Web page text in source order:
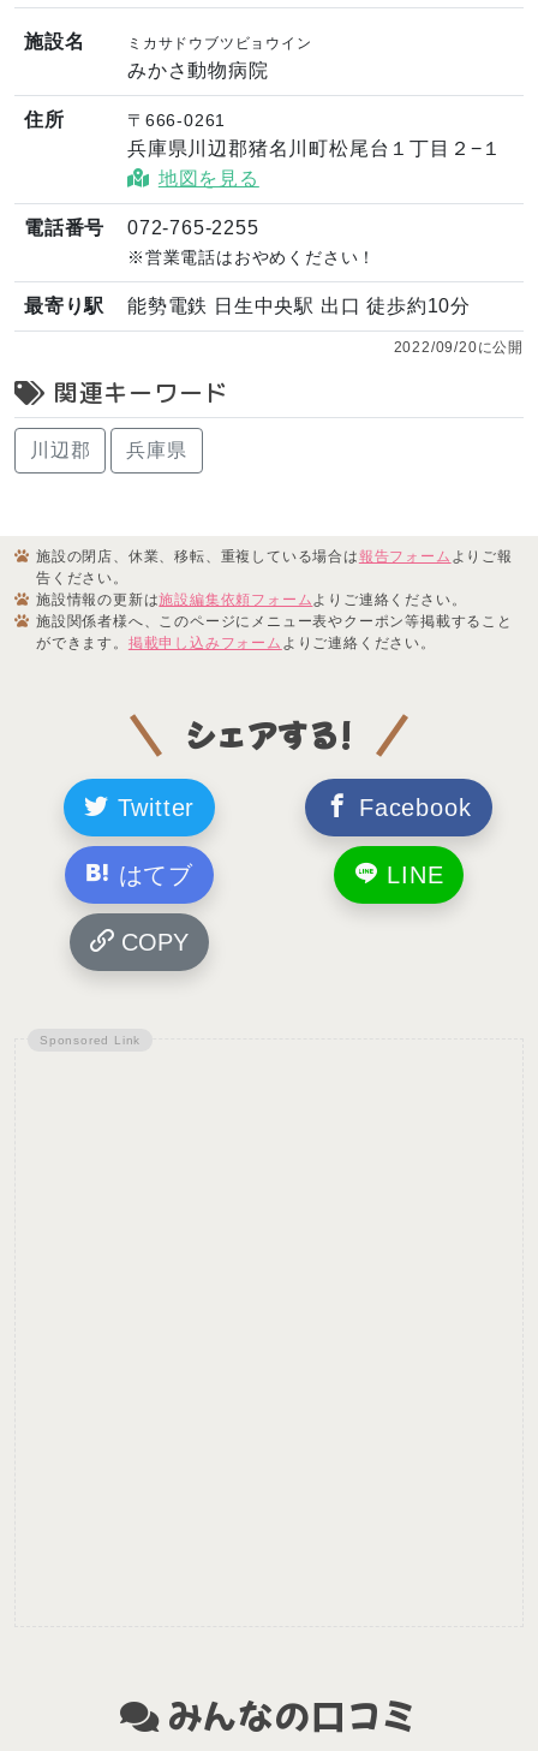
施設名 ミカサドウブツビョウイン
みかさ動物病院
住所 〒666-0261
兵庫県川辺郡猪名川町松尾台１丁目２−１
地図を見る
電話番号 072-765-2255
※営業電話はおやめください！
最寄り駅 能勢電鉄 日生中央駅 出口 徒歩約10分
2022/09/20に公開
関連キーワード
川辺郡 兵庫県
施設の閉店、休業、移転、重複している場合は報告フォーム よりご報
告ください。
施設情報の更新は施設編集依頼フォーム よりご連絡ください。
施設関係者様へ、このページにメニュー表やクーポン等掲載すること
ができます。 掲載申し込みフォーム よりご連絡ください。
シェアする!
Twitter Facebook
はてブ LINE
COPY
みんなの口コミ